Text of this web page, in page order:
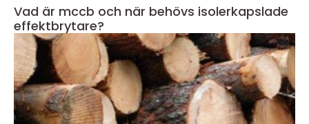
Vad är mccb och när behövs isolerkapslade
effektbrytare?